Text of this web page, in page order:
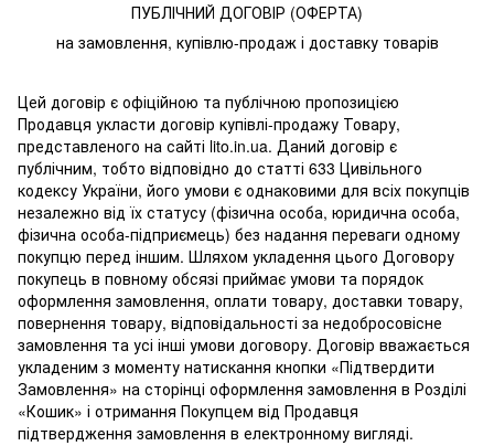
ПУБЛІЧНИЙ ДОГОВІР (ОФЕРТА)
на замовлення, купівлю-продаж і доставку товарів
Цей договір є офіційною та публічною пропозицією
Продавця укласти договір купівлі-продажу Товару,
представленого на сайті lito.in.ua. Даний договір є
публічним, тобто відповідно до статті 633 Цивільного
кодексу України, його умови є однаковими для всіх покупців
незалежно від їх статусу (фізична особа, юридична особа,
фізична особа-підприємець) без надання переваги одному
покупцю перед іншим. Шляхом укладення цього Договору
покупець в повному обсязі приймає умови та порядок
оформлення замовлення, оплати товару, доставки товару,
повернення товару, відповідальності за недобросовісне
замовлення та усі інші умови договору. Договір вважається
укладеним з моменту натискання кнопки «Підтвердити
Замовлення» на сторінці оформлення замовлення в Розділі
«Кошик» і отримання Покупцем від Продавця
підтвердження замовлення в електронному вигляді.